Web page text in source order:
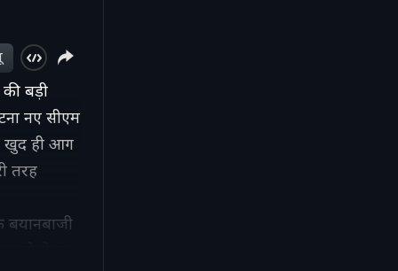
बड़ी
नए सीएम
खुद ही आग
तरह
बयानबाजी